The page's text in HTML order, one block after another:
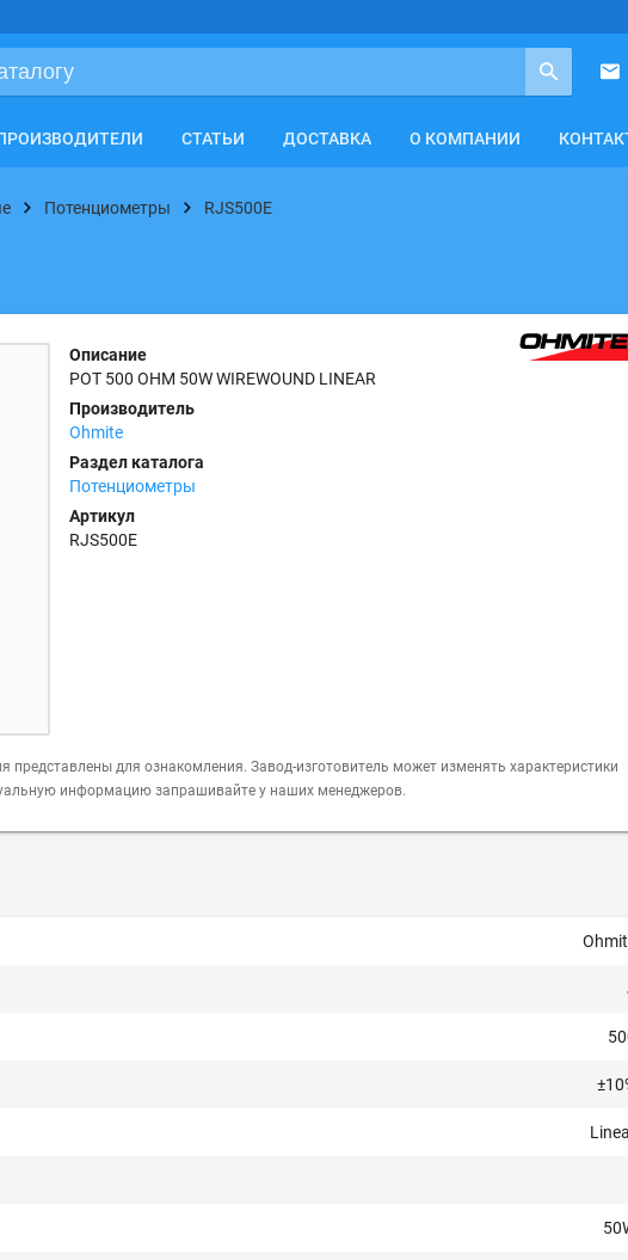
СТАТЬИ ДОСТАВКА О КОМПАНИИ
Потенциометры RJS500E
Описание
POT 500 OHM 50W WIREWOUND LINEAR
Производитель
Ohmite
Раздел каталога
Потенциометры
Артикул
RJS500E
для ознакомления. Завод-изготовитель может изменять характеристики
информацию запрашивайте у наших менеджеров.